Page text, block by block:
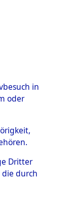
in
oder
Dritter
durch